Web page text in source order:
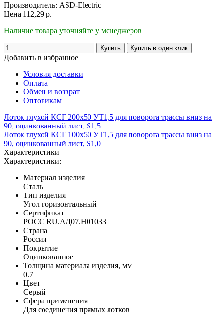
Производитель: ASD-Electric
Цена 112,29 р.
Наличие товара уточняйте у менеджеров
Добавить в избранное
Условия доставки
Оплата
Обмен и возврат
Оптовикам
Лоток глухой КСГ 200х50 УТ1,5 для поворота трассы вниз на
90, оцинкованный лист, S1,5
Лоток глухой КСГ 100х50 УТ1,5 для поворота трассы вниз на
90, оцинкованный лист, S1,0
Характеристики
Характеристики:
Материал изделия
Сталь
Тип изделия
Угол горизонтальный
Сертификат
POCC RU.АД07.H01033
Страна
Россия
Покрытие
Оцинкованное
Толщина материала изделия, мм
0.7
Цвет
Серый
Сфера применения
Для соединения прямых лотков